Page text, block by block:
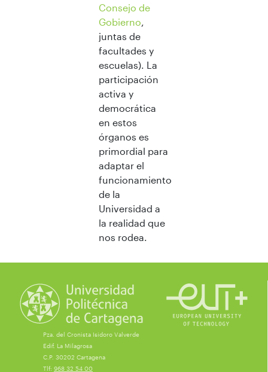
Consejo de
Gobierno,
juntas de
facultades y
escuelas). La
participación
activa y
democrática
en estos
órganos es
primordial para
adaptar el
funcionamiento
de la
Universidad a
la realidad que
nos rodea.
Pza. del Cronista Isidoro Valverde
Edif. La Milagrosa
C.P. 30202 Cartagena
Tlf: 968 32 54 00